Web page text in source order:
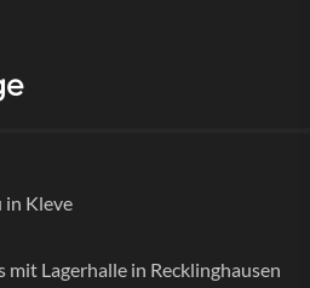
in Kleve
mit Lagerhalle in Recklinghausen